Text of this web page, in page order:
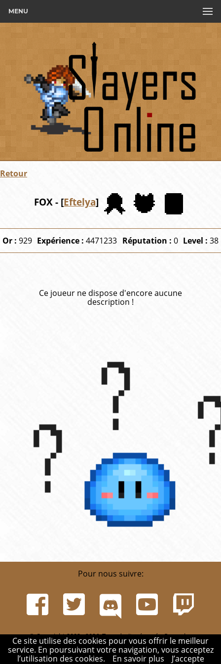
MENU
Retour
FOX - [Eftelya]
Or :929 Expérience :4471233 Réputation : 0 Level : 38
Ce joueur ne dispose d'encore aucune
description !
Pour nous suivre:
© Copyright 2002 - 2026. Tous droits réservés. Pour plus
d'informations, rendez-vous sur la page Infos.
Mentions légales-Contact-Réglement-Mon compte
Ce site utilise des cookies pour vous offrir le meilleur
service. En poursuivant votre navigation, vous acceptez
l’utilisation des cookies.
En savoir plus J’accepte